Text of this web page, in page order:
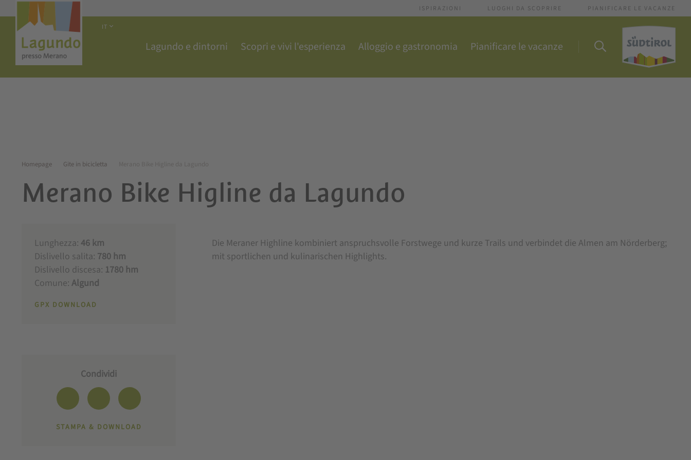
ISPIRAZIONI LUOGHI DA SCOPRIRE PIANIFICARE LE VACANZE
IT
Lagundo e dintorni Scopri e vivi l'esperienza Alloggio e gastronomia Pianificare le vacanze
Homepage Gite in bicicletta
Merano Bike Higline da Lagundo
Lunghezza: 46 km
Dislivello salita: 780 hm
Dislivello discesa: 1780 hm
Comune: Algund
GPX DOWNLOAD
Condividi
STAMPA & DOWNLOAD
Die Meraner Highline kombiniert anspruchsvolle Forstwege und kurze Trails und verbindet die Almen am Nörderberg;
mit sportlichen und kulinarischen Highlights.